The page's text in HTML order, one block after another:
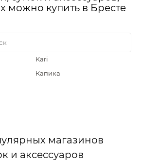
можно купить в Бресте
Kari
Капика
магазинов
и аксессуаров